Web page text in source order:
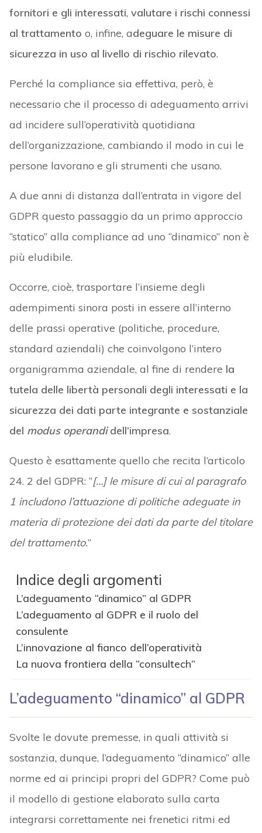
fornitori e gli interessati, valutare i rischi connessi
al trattamento o, infine, adeguare le misure di
sicurezza in uso al livello di rischio rilevato.
Perché la compliance sia effettiva, però, è
necessario che il processo di adeguamento arrivi
ad incidere sull’operatività quotidiana
dell’organizzazione, cambiando il modo in cui le
persone lavorano e gli strumenti che usano.
A due anni di distanza dall’entrata in vigore del
GDPR questo passaggio da un primo approccio
“statico” alla compliance ad uno “dinamico” non è
più eludibile.
Occorre, cioè, trasportare l’insieme degli
adempimenti sinora posti in essere all’interno
delle prassi operative (politiche, procedure,
standard aziendali) che coinvolgono l’intero
organigramma aziendale, al fine di rendere la
tutela delle libertà personali degli interessati e la
sicurezza dei dati parte integrante e sostanziale
del modus operandidell’impresa.
Questo è esattamente quello che recita l’articolo
24. 2 del GDPR: “[…] le misure di cui al paragrafo
1 includono l’attuazione di politiche adeguate in
materia di protezione dei dati da parte del titolare
del trattamento.”
Indice degli argomenti
L’adeguamento “dinamico” al GDPR
L’adeguamento al GDPR e il ruolo del
consulente
L’innovazione al fianco dell’operatività
La nuova frontiera della “consultech”
L’adeguamento “dinamico” al GDPR
Svolte le dovute premesse, in quali attività si
sostanzia, dunque, l’adeguamento “dinamico” alle
norme ed ai principi propri del GDPR? Come può
il modello di gestione elaborato sulla carta
integrarsi correttamente nei frenetici ritmi ed